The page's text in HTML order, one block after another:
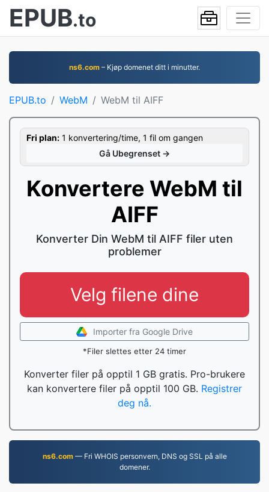
EPUB.to
ns6.com – Kjøp domenet ditt i minutter.
EPUB.to WebM WebM til AIFF
Fri plan: 1 konvertering/time, 1 fil om gangen
Gå Ubegrenset →
Konvertere WebM til
AIFF
Konverter Din WebM til AIFF filer uten
problemer
Velg filene dine
Importer fra Google Drive
*Filer slettes etter 24 timer
Konverter filer på opptil 1 GB gratis. Pro-brukere
kan konvertere filer på opptil 100 GB. Registrer
deg nå.
ns6.com— Fri WHOIS personvern, DNS og SSL på alle
domener.